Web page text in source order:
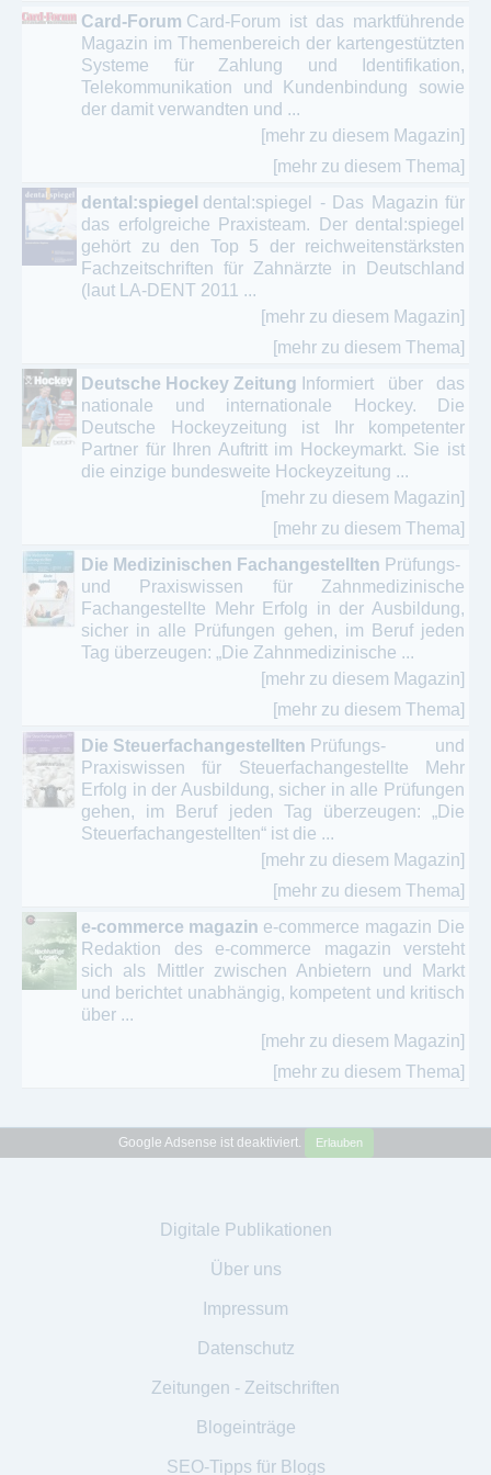
Card-Forum Card-Forum ist das marktführende
Magazin im Themenbereich der kartengestützten
Systeme für Zahlung und Identifikation,
Telekommunikation und Kundenbindung sowie
der damit verwandten und ...
[mehr zu diesem Magazin]
[mehr zu diesem Thema]
dental:spiegel dental:spiegel - Das Magazin für
das erfolgreiche Praxisteam. Der dental:spiegel
gehört zu den Top 5 der reichweitenstärksten
Fachzeitschriften für Zahnärzte in Deutschland
(laut LA-DENT 2011 ...
[mehr zu diesem Magazin]
[mehr zu diesem Thema]
Deutsche Hockey Zeitung Informiert über das
nationale und internationale Hockey. Die
Deutsche Hockeyzeitung ist Ihr kompetenter
Partner für Ihren Auftritt im Hockeymarkt. Sie ist
die einzige bundesweite Hockeyzeitung ...
[mehr zu diesem Magazin]
[mehr zu diesem Thema]
Die Medizinischen Fachangestellten Prüfungs-
und Praxiswissen für Zahnmedizinische
Fachangestellte Mehr Erfolg in der Ausbildung,
sicher in alle Prüfungen gehen, im Beruf jeden
Tag überzeugen: „Die Zahnmedizinische ...
[mehr zu diesem Magazin]
[mehr zu diesem Thema]
Die Steuerfachangestellten Prüfungs- und
Praxiswissen für Steuerfachangestellte Mehr
Erfolg in der Ausbildung, sicher in alle Prüfungen
gehen, im Beruf jeden Tag überzeugen: „Die
Steuerfachangestellten“ ist die ...
[mehr zu diesem Magazin]
[mehr zu diesem Thema]
e-commerce magazin e-commerce magazin Die
Redaktion des e-commerce magazin versteht
sich als Mittler zwischen Anbietern und Markt
und berichtet unabhängig, kompetent und kritisch
über ...
[mehr zu diesem Magazin]
[mehr zu diesem Thema]
Google Adsense ist deaktiviert. Erlauben
Digitale Publikationen
Über uns
Impressum
Datenschutz
Zeitungen - Zeitschriften
Blogeinträge
SEO-Tipps für Blogs